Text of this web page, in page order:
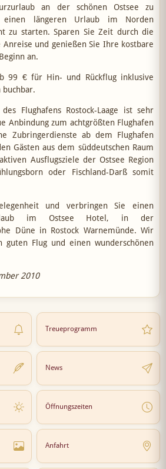
an der schönen Ostsee zu
längeren Urlaub im Norden
zu starten. Sparen Sie Zeit durch die
und genießen Sie Ihre kostbare
an.
99 € für Hin- und Rückflug inklusive
buchbar.
Flughafens Rostock-Laage ist sehr
Anbindung zum achtgrößten Flughafen
Zubringerdienste ab dem Flughafen
Gästen aus dem süddeutschen Raum
Ausflugsziele der Ostsee Region
oder Fischland-Darß somit
und verbringen Sie einen
im Ostsee Hotel, in der
Düne in Rostock Warnemünde. Wir
guten Flug und einen wunderschönen
2010
Treueprogramm
News
Öffnungszeiten
Anfahrt